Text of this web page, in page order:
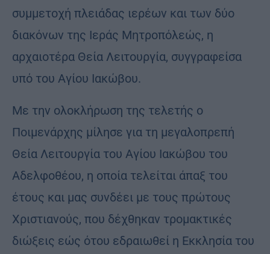
συμμετοχή πλειάδας ιερέων και των δύο
διακόνων της Ιεράς Μητροπόλεώς, η
αρχαιοτέρα Θεία Λειτουργία, συγγραφείσα
υπό του Αγίου Ιακώβου.
Με την ολοκλήρωση της τελετής ο
Ποιμενάρχης μίλησε για τη μεγαλοπρεπή
Θεία Λειτουργία του Αγίου Ιακώβου του
Αδελφοθέου, η οποία τελείται άπαξ του
έτους και μας συνδέει με τους πρώτους
Χριστιανούς, που δέχθηκαν τρομακτικές
διώξεις εώς ότου εδραιωθεί η Εκκλησία του